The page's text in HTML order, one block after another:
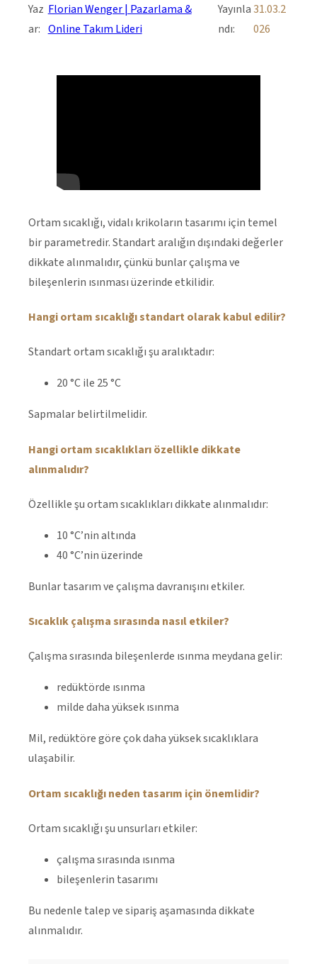
Yaz
ar:
Florian Wenger | Pazarlama &
Online Takım Lideri
Yayınla
ndı:
31.03.2
026
Ortam sıcaklığı, vidalı krikoların tasarımı için temel
bir parametredir. Standart aralığın dışındaki değerler
dikkate alınmalıdır, çünkü bunlar çalışma ve
bileşenlerin ısınması üzerinde etkilidir.
Hangi ortam sıcaklığı standart olarak kabul edilir?
Standart ortam sıcaklığı şu aralıktadır:
20 °C ile 25 °C
Sapmalar belirtilmelidir.
Hangi ortam sıcaklıkları özellikle dikkate
alınmalıdır?
Özellikle şu ortam sıcaklıkları dikkate alınmalıdır:
10 °C’nin altında
40 °C’nin üzerinde
Bunlar tasarım ve çalışma davranışını etkiler.
Sıcaklık çalışma sırasında nasıl etkiler?
Çalışma sırasında bileşenlerde ısınma meydana gelir:
redüktörde ısınma
milde daha yüksek ısınma
Mil, redüktöre göre çok daha yüksek sıcaklıklara
ulaşabilir.
Ortam sıcaklığı neden tasarım için önemlidir?
Ortam sıcaklığı şu unsurları etkiler:
çalışma sırasında ısınma
bileşenlerin tasarımı
Bu nedenle talep ve sipariş aşamasında dikkate
alınmalıdır.